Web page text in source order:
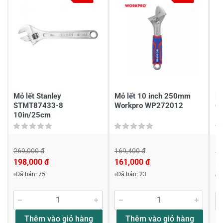
-
-
1
100%
Viết nhận xét của bạn
Mỏ lết Stanley
STMT87433-8
10in/25cm
269,000 đ
198,000 đ
Đã bán: 75
Thêm vào giỏ hàng
Mỏ lết 10 inch 250mm
Workpro WP272012
169,400 đ
161,000 đ
Đã bán: 23
Thêm vào giỏ hàng
6"